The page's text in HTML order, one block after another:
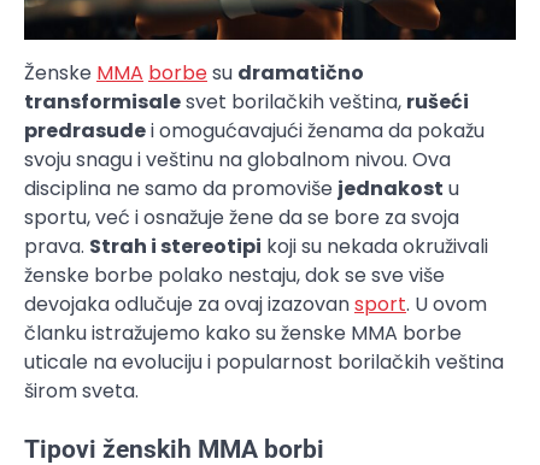
Ženske MMA borbesu dramatično
transformisalesvet borilačkih veština, rušeći
predrasudei omogućavajući ženama da pokažu
svoju snagu i veštinu na globalnom nivou. Ova
disciplina ne samo da promoviše jednakost u
sportu, već i osnažuje žene da se bore za svoja
prava. Strah i stereotipi koji su nekada okruživali
ženske borbe polako nestaju, dok se sve više
devojaka odlučuje za ovaj izazovansport. U ovom
članku istražujemo kako su ženske MMA borbe
uticale na evoluciju i popularnost borilačkih veština
širom sveta.
Tipovi ženskih MMA borbi